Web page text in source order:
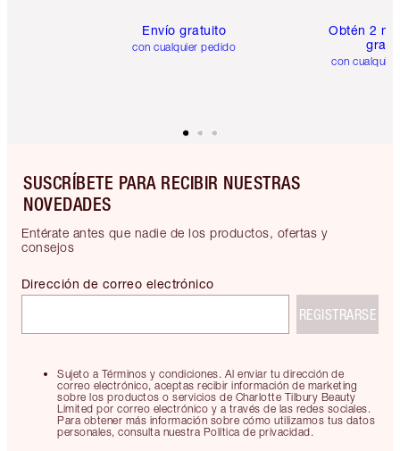
Envío gratuito
con cualquier pedido
Obtén 2
gratis
con
SUSCRÍBETE PARA RECIBIR NUESTRAS
NOVEDADES
Entérate antes que nadie de los productos, ofertas y
consejos
Sujeto a Términos y condiciones. Al enviar tu dirección de
correo electrónico, aceptas recibir información de marketing
sobre los productos o servicios de Charlotte Tilbury Beauty
Limited por correo electrónico y a través de las redes sociales.
Para obtener más información sobre cómo utilizamos tus datos
personales, consulta nuestra Política de privacidad.
Dirección de correo electrónico
REGISTRARSE